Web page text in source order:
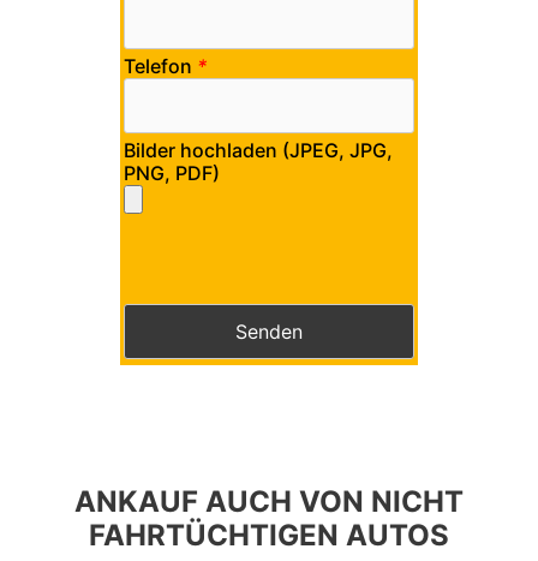
Telefon *
Bilder hochladen (JPEG, JPG,
PNG, PDF)
Bitte lasse dieses Feld leer.
ANKAUF AUCH VON NICHT
FAHRTÜCHTIGEN AUTOS